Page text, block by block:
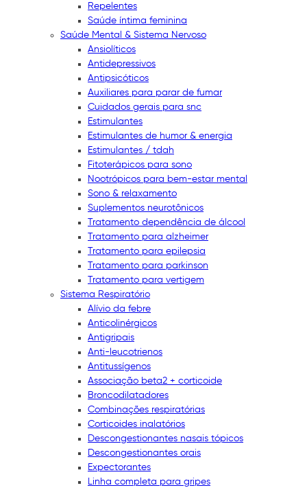
Repelentes
Saúde íntima feminina
Saúde Mental & Sistema Nervoso
Ansiolíticos
Antidepressivos
Antipsicóticos
Auxiliares para parar de fumar
Cuidados gerais para snc
Estimulantes
Estimulantes de humor & energia
Estimulantes / tdah
Fitoterápicos para sono
Nootrópicos para bem-estar mental
Sono & relaxamento
Suplementos neurotônicos
Tratamento dependência de álcool
Tratamento para alzheimer
Tratamento para epilepsia
Tratamento para parkinson
Tratamento para vertigem
Sistema Respiratório
Alívio da febre
Anticolinérgicos
Antigripais
Anti-leucotrienos
Antitussígenos
Associação beta2 + corticoide
Broncodilatadores
Combinações respiratórias
Corticoides inalatórios
Descongestionantes nasais tópicos
Descongestionantes orais
Expectorantes
Linha completa para gripes